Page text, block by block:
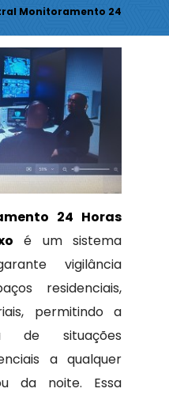
Monitoramento 24
24 Horas
é um sistema
vigilância
residenciais,
permitindo a
de situações
a qualquer
da noite. Essa